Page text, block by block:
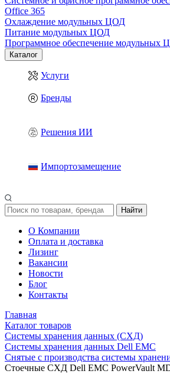
Office 365
Охлаждение модульных ЦОД
Питание модульных ЦОД
Программное обеспечение модульных
Каталог
Услуги
Бренды
Решения ИИ
Импортозамещение
Найти
О Компании
Оплата и доставка
Лизинг
Вакансии
Новости
Блог
Контакты
Главная
Каталог товаров
Системы хранения данных (СХД)
Системы хранения данных Dell EMC
Снятые с производства системы
Стоечные СХД Dell EMC PowerVault